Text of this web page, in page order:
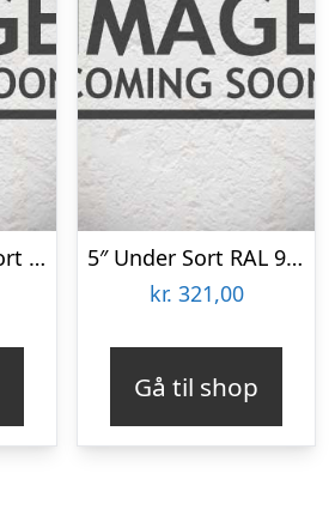
45×45 høvlet – Sort RAL 9005 45×45 Færdigmalet Træbeklædning
5″ Under Sort RAL 9005 Færdigmalet Stern brædder
kr. 321,00
Gå til shop